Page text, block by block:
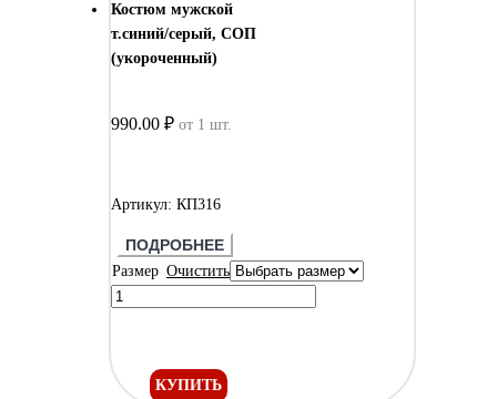
Костюм мужской
т.синий/серый, СОП
(укороченный)
990.00 ₽ от 1 шт.
Артикул: КП316
ПОДРОБНЕЕ
Размер Очистить
КУПИТЬ